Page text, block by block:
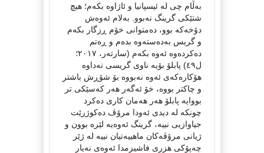
بەڵام چی لە ئیسپانیا و ئاژاوە بکەم؛ هیچ
شتێکی گرینگ نەبوو. بەلام ئەوەش
دۆخەکە بوو، دەمتوانی خۆم ڕزگار بکەم
و گریس بەدەستەوە بدەم و ڕەتم
دەکردەوە ئەوە بکەم (سارتەر، ٢٠١٧؛
ل٤٩) پابلۆ بۆیە ناوی گریسی نەداوە
هۆکارەکەی ئەوە نەبووە بۆ شۆڕش باشتر
و چاکتر بووە، خۆ ئەگەر هەر کەسێکی تر
بووایە پابلۆ هەر هەمان کاری دەکرد
چونکە لە دیدی ئەودا مرۆڤ دەکوژرێت
جیاوازیی نییە، گرینگ ئەوەیە لێرە بوون و
ژیانی مرۆڤەکان ماهییەتیان نییە لە ژێر
چەپۆکی هزری فاشیزمدا ئەوەی نەیار